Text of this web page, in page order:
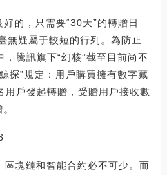
的，只需要“30天”的轉贈日
無疑屬于較短的行列。為防止
，騰訊旗下“幻核”截至目前尚不
探”規定：用戶購買擁有數字藏
戶發起轉贈，受贈用戶接收數
塊鏈和智能合約必不可少。而